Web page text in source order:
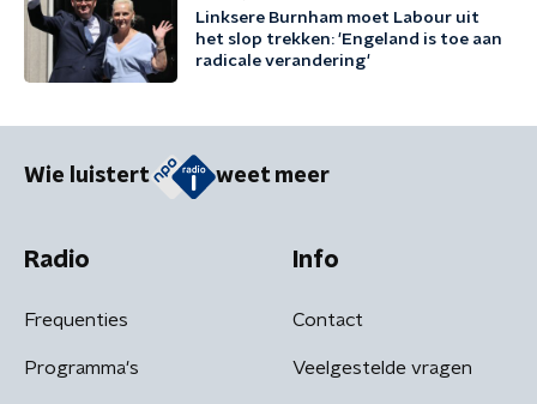
Linksere Burnham moet Labour uit
het slop trekken: 'Engeland is toe aan
radicale verandering'
Wie luistert weet meer
Radio
Frequenties
Programma's
Info
Contact
Veelgestelde vragen